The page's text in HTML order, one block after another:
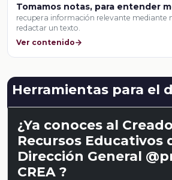
Tomamos notas, para entender
recupera información relevante mediante
redactar un texto.
Ver contenido
Herramientas para el
¿Ya conoces al
Recursos Educativos
Dirección General
CREA ?